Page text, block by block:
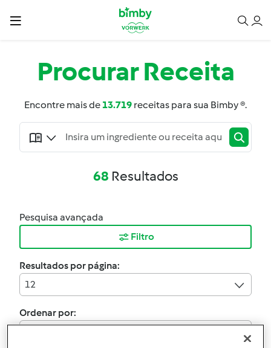
ProcurarReceita
Encontre mais de13.719 receitas para sua Bimby ®.
68 Resultados
Pesquisa avançada
Filtro
Resultados por página:
12
Ordenar por: